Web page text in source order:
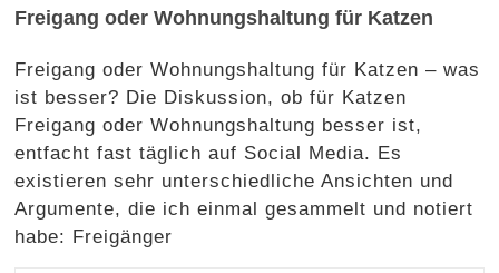
Freigang oder Wohnungshaltung für Katzen
Freigang oder Wohnungshaltung für Katzen – was
ist besser? Die Diskussion, ob für Katzen
Freigang oder Wohnungshaltung besser ist,
entfacht fast täglich auf Social Media. Es
existieren sehr unterschiedliche Ansichten und
Argumente, die ich einmal gesammelt und notiert
habe: Freigänger